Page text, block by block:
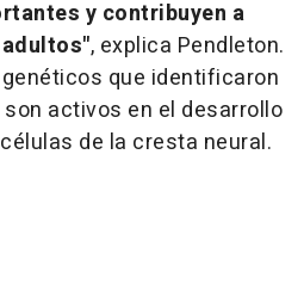
y contribuyen a
, explica Pendleton.
que identificaron
activos en el desarrollo
de la cresta neural.